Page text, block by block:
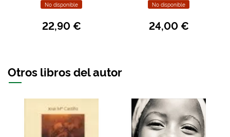
No disponible
22,90 €
No disponible
24,00 €
Otros libros del autor